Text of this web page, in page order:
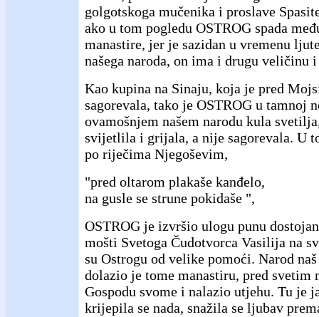
golgotskoga mučenika i proslave
ako u tom pogledu OSTROG spada
manastire, jer je sazidan u vremenu
našega naroda, on ima i drugu veličinu
Kao kupina na Sinaju, koja je pred
sagorevala, tako je OSTROG u tamnoj
ovamošnjem našem narodu kula
svijetlila i grijala, a nije sagorevala. U
po riječima Njegoševim,
"pred oltarom plakaše kanđelo,
na gusle se strune pokidaše ",
OSTROG je izvršio ulogu punu
mošti Svetoga Čudotvorca Vasilija na
su Ostrogu od velike pomoći. Narod
dolazio je tome manastiru, pred svetim
Gospodu svome i nalazio utjehu. Tu je
krijepila se nada, snažila se ljubav